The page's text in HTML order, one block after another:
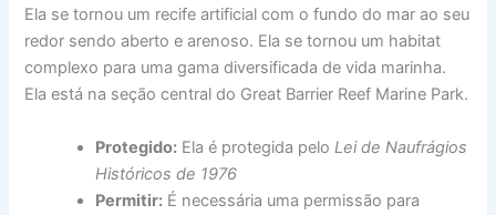
Ela se tornou um recife artificial com o fundo do mar ao seu
redor sendo aberto e arenoso. Ela se tornou um habitat
complexo para uma gama diversificada de vida marinha.
Ela está na seção central do Great Barrier Reef Marine Park.
Protegido: Ela é protegida peloLei de Naufrágios
Históricos de 1976
Permitir: É necessária uma permissão para